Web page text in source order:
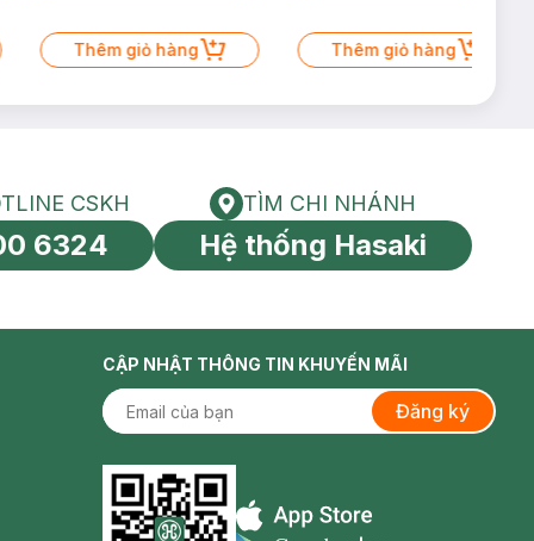
Thêm giỏ hàng Thêm giỏ hàng
toàn cầu
HOTLINE CSKH
CSKH
6324
Tìm chi nhánh
TÌM CHI NHÁNH
Hệ thống Hasaki
CẬP NHẬT THÔNG TIN KHUYẾN MÃI
Đăng ký